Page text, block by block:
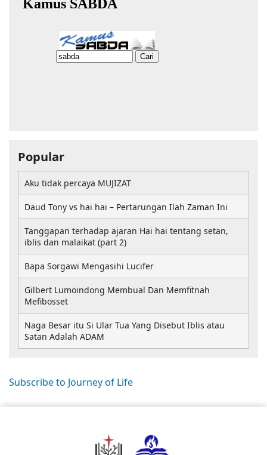
Subscribe to Journey of Life
Popular
Aku tidak percaya MUJIZAT
Daud Tony vs hai hai – Pertarungan Ilah Zaman Ini
Tanggapan terhadap ajaran Hai hai tentang setan,
iblis dan malaikat (part 2)
Bapa Sorgawi Mengasihi Lucifer
Gilbert Lumoindong Membual Dan Memfitnah
Mefibosset
Naga Besar itu Si Ular Tua Yang Disebut Iblis atau
Satan Adalah ADAM